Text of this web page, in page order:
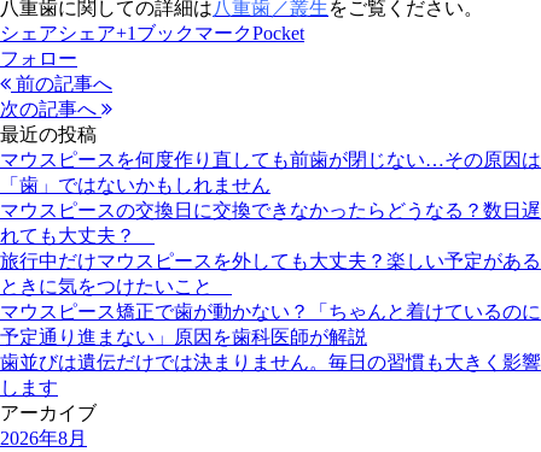
八重歯に関しての詳細は八重歯／叢生をご覧ください。
シェアシェア+1 ブックマークPocket
フォロー
前の記事へ
次の記事へ
最近の投稿
マウスピースを何度作り直しても前歯が閉じない…その原因は
「歯」ではないかもしれません
マウスピースの交換日に交換できなかったらどうなる？数日遅
れても大丈夫？
旅行中だけマウスピースを外しても大丈夫？楽しい予定がある
ときに気をつけたいこと
マウスピース矯正で歯が動かない？「ちゃんと着けているのに
予定通り進まない」原因を歯科医師が解説
歯並びは遺伝だけでは決まりません。毎日の習慣も大きく影響
します
アーカイブ
2026年8月